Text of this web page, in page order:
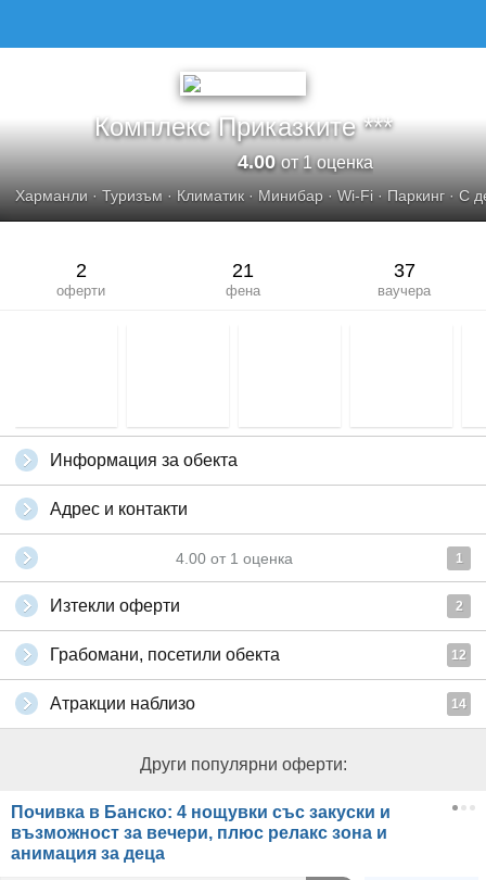
Комплекс Приказките ***
4.00от 1 оценка
Харманли · Туризъм · Климатик · Минибар · Wi-Fi· Паркинг · С
2
оферти
21
фена
37
ваучера
Информация за обекта
Адрес и контакти
4.00 от 1 оценка 1
Изтекли оферти 2
Грабомани, посетили обекта 12
Атракции наблизо 14
Други популярни оферти:
Почивка в Банско: 4 нощувки със закуски и
възможност за вечери, плюс релакс зона и
анимация за деца